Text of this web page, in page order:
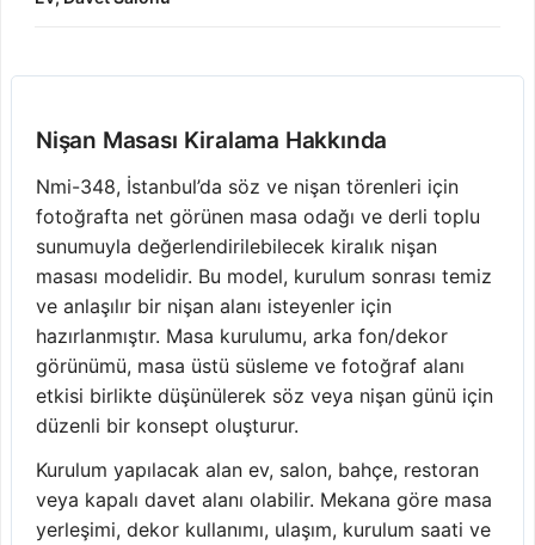
Nişan Masası Kiralama Hakkında
Nmi-348, İstanbul’da söz ve nişan törenleri için
fotoğrafta net görünen masa odağı ve derli toplu
sunumuyla değerlendirilebilecek kiralık nişan
masası modelidir. Bu model, kurulum sonrası temiz
ve anlaşılır bir nişan alanı isteyenler için
hazırlanmıştır. Masa kurulumu, arka fon/dekor
görünümü, masa üstü süsleme ve fotoğraf alanı
etkisi birlikte düşünülerek söz veya nişan günü için
düzenli bir konsept oluşturur.
Kurulum yapılacak alan ev, salon, bahçe, restoran
veya kapalı davet alanı olabilir. Mekana göre masa
yerleşimi, dekor kullanımı, ulaşım, kurulum saati ve